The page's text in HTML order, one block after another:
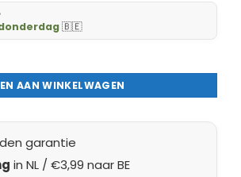
🇧🇪
Spiegel Zwart - 60x90cm Groot -
AAN WINKELWAGEN
garantie
in NL / €3,99 naar BE